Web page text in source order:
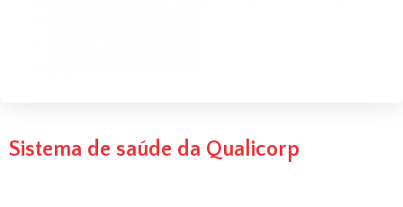
Sistema de saúde da Qualicorp